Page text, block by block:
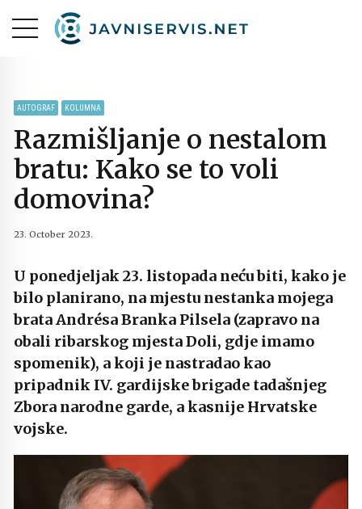
AUTOGRAF KOLUMNA
Razmišljanje o nestalom
bratu: Kako se to voli
domovina?
23. October 2023.
U ponedjeljak 23. listopada neću biti, kako je
bilo planirano, na mjestu nestanka mojega
brata Andrésa Branka Pilsela (zapravo na
obali ribarskog mjesta Doli, gdje imamo
spomenik), a koji je nastradao kao
pripadnik IV. gardijske brigade tadašnjeg
Zbora narodne garde, a kasnije Hrvatske
vojske.